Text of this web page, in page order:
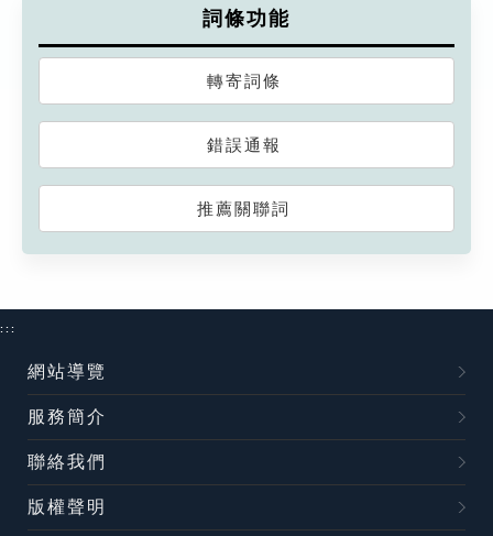
詞條功能
轉寄詞條
錯誤通報
推薦關聯詞
:::
網站導覽
服務簡介
聯絡我們
版權聲明